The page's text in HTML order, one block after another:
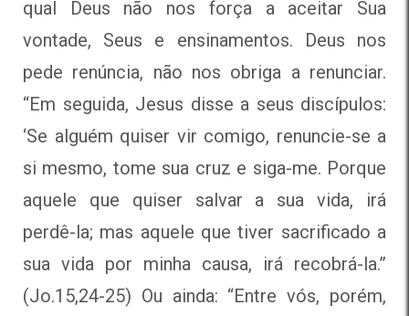
qual Deus não nos força a aceitar Sua
vontade, Seus e ensinamentos. Deus nos
pede renúncia, não nos obriga a renunciar.
“Em seguida, Jesus disse a seus discípulos:
‘Se alguém quiser vir comigo, renuncie-se a
si mesmo, tome sua cruz e siga-me. Porque
aquele que quiser salvar a sua vida, irá
perdê-la; mas aquele que tiver sacrificado a
sua vida por minha causa, irá recobrá-la.”
(Jo.15,24-25) Ou ainda: “Entre vós, porém,